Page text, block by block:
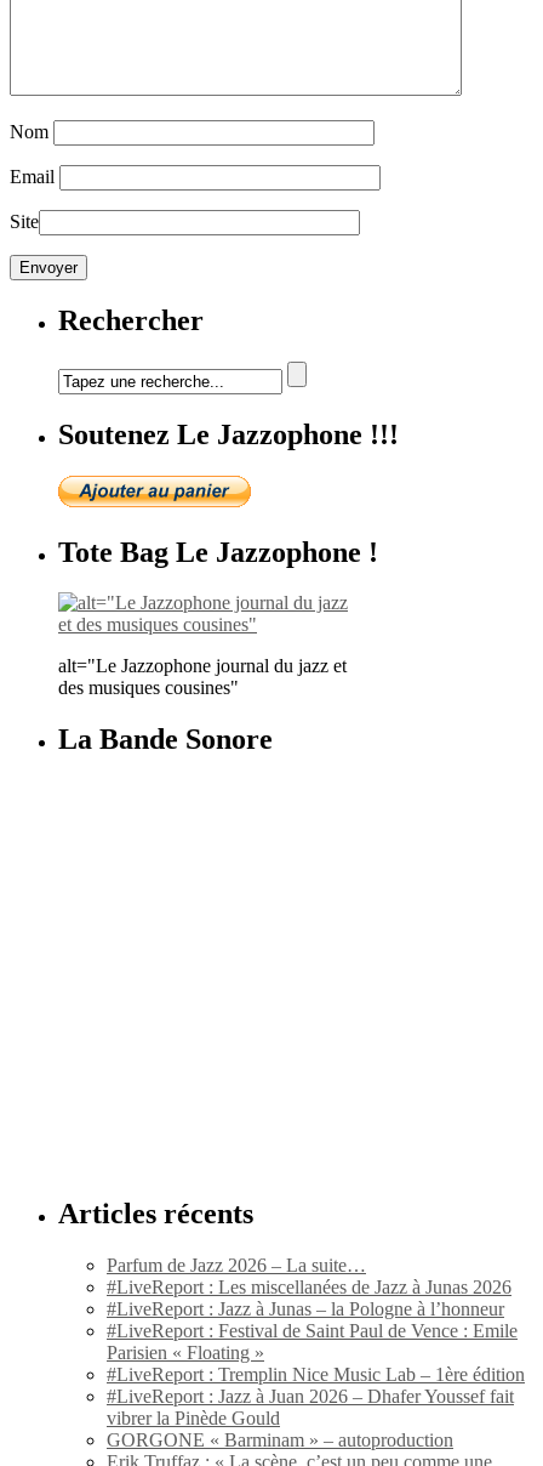
Nom
Email
Site
Rechercher
Soutenez Le Jazzophone !!!
Tote Bag Le Jazzophone !
alt="Le Jazzophone journal du jazz et
des musiques cousines"
La Bande Sonore
Articles récents
Parfum de Jazz 2026 – La suite…
#LiveReport : Les miscellanées de Jazz à Junas 2026
#LiveReport : Jazz à Junas – la Pologne à l’honneur
#LiveReport : Festival de Saint Paul de Vence : Emile
Parisien « Floating »
#LiveReport : Tremplin Nice Music Lab – 1ère édition
#LiveReport : Jazz à Juan 2026 – Dhafer Youssef fait
vibrer la Pinède Gould
GORGONE « Barminam » – autoproduction
Erik Truffaz : « La scène, c’est un peu comme une